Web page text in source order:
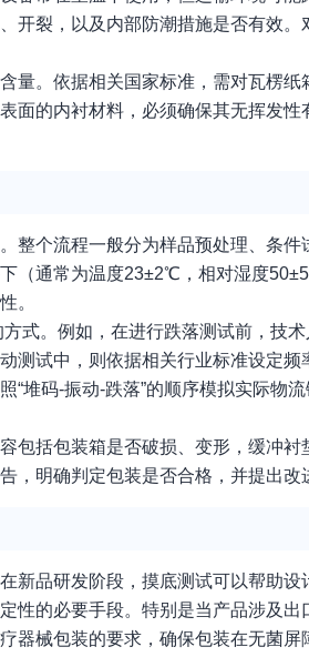
开裂，以及内部防潮措施是否有效。
量。依据相关国家标准，需对瓦楞
面的内衬材料，必须确保其无挥发
个流程一般分为样品预处理、条件
（通常为温度23±2℃，相对湿度
。
式。例如，在进行跌落测试前，技
测试中，则依据相关行业标准设定
堆码-振动-跌落”的顺序模拟实际物
包括包装箱是否破损、变形，缓冲
，明确判定包装是否合格，并提出改
新品研发阶段，摸底测试可以帮助
性的必要手段。特别是当产品涉及
器械包装的要求，确保包装在无菌